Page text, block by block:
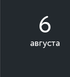
6
августа